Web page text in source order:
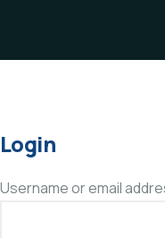
Login
Username or email